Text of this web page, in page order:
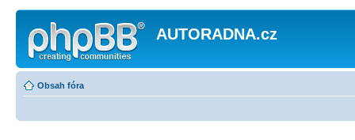
AUTORADNA.cz
Obsah fóra